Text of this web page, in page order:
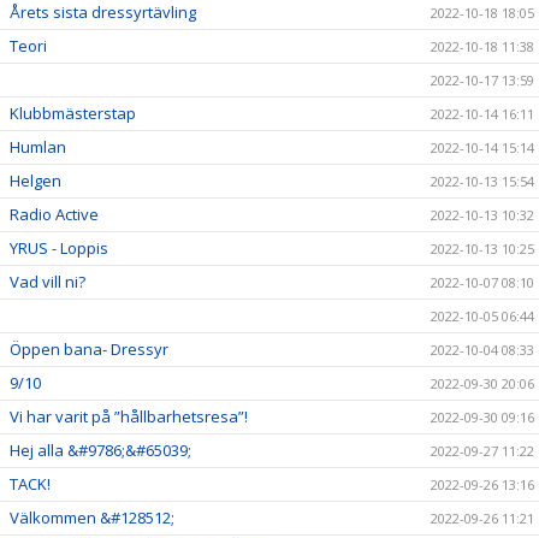
Årets sista dressyrtävling 2022-10-18 18:05
Teori
2022-10-18 11:38
2022-10-17 13:59
Klubbmästerstap 2022-10-14 16:11
Humlan 2022-10-14 15:14
Helgen 2022-10-13 15:54
Radio Active 2022-10-13 10:32
YRUS - Loppis 2022-10-13 10:25
Vad vill ni?
2022-10-07 08:10
2022-10-05 06:44
Öppen bana- Dressyr 2022-10-04 08:33
9/10 2022-09-30 20:06
Vi har varit på ”hållbarhetsresa”! 2022-09-30 09:16
Hej alla &#9786;&#65039; 2022-09-27 11:22
TACK! 2022-09-26 13:16
Välkommen &#128512; 2022-09-26 11:21